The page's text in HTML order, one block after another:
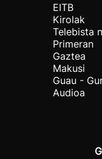
EITB
Kirolak
Telebista
Primeran
Gaztea
Makusi
Guau -
Audioa